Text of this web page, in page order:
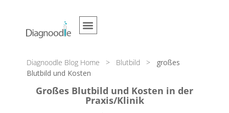
Diagnoodle Blog Home > Blutbild >
großes
Blutbild und Kosten
Großes Blutbild und Kosten in der
Praxis/Klinik